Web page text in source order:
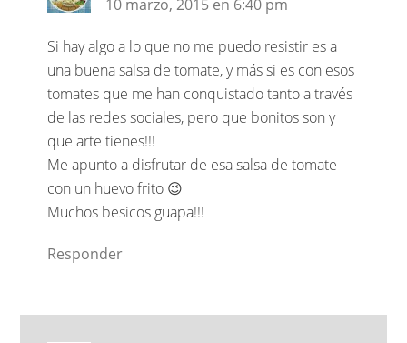
10 marzo, 2015 en 6:40 pm
Si hay algo a lo que no me puedo resistir es a
una buena salsa de tomate, y más si es con esos
tomates que me han conquistado tanto a través
de las redes sociales, pero que bonitos son y
que arte tienes!!!
Me apunto a disfrutar de esa salsa de tomate
con un huevo frito 😉
Muchos besicos guapa!!!
Responder